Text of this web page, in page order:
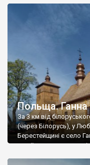
прізвисько було
письмова згадка
Польща. Ганна
За 3 км від
(через Білорусь), у
Берестейщині є село
українське село, але